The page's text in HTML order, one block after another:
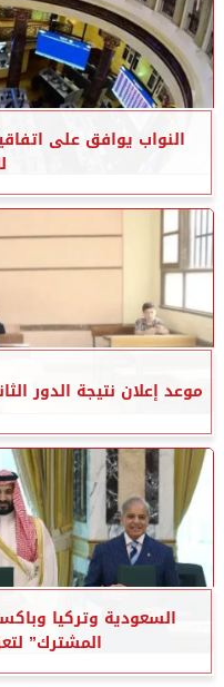
النواب يوافق على
موعد إعلان نتيجة الدور
السعودية وتركيا
المشترك”